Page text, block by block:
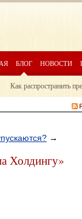
БЛОГ НОВОСТИ
Как распространить
→
Холдингу»